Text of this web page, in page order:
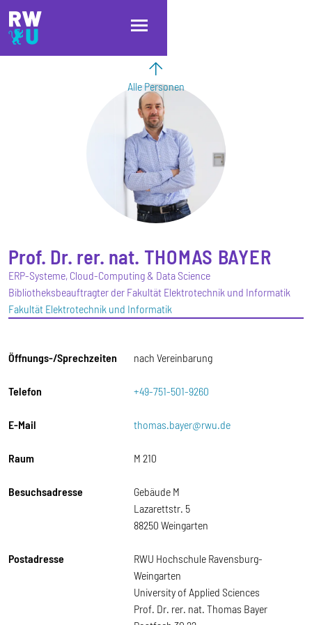
Direkt zum Inhalt
Direkt zur Hauptnavigation
Direkt zum Fußbereich
Alle Personen
Prof. Dr. rer. nat. THOMAS BAYER
ERP-Systeme, Cloud-Computing & Data Science
Bibliotheksbeauftragter der Fakultät Elektrotechnik und Informatik
Fakultät Elektrotechnik und Informatik
Öffnungs-/Sprechzeiten nach Vereinbarung
Telefon +49-751-501-9260
E-Mail thomas.bayer@rwu.de
Raum M 210
Besuchsadresse
Gebäude M
Lazarettstr. 5
88250 Weingarten
Postadresse
RWU Hochschule Ravensburg-
Weingarten
University of Applied Sciences
Prof. Dr. rer. nat. Thomas Bayer